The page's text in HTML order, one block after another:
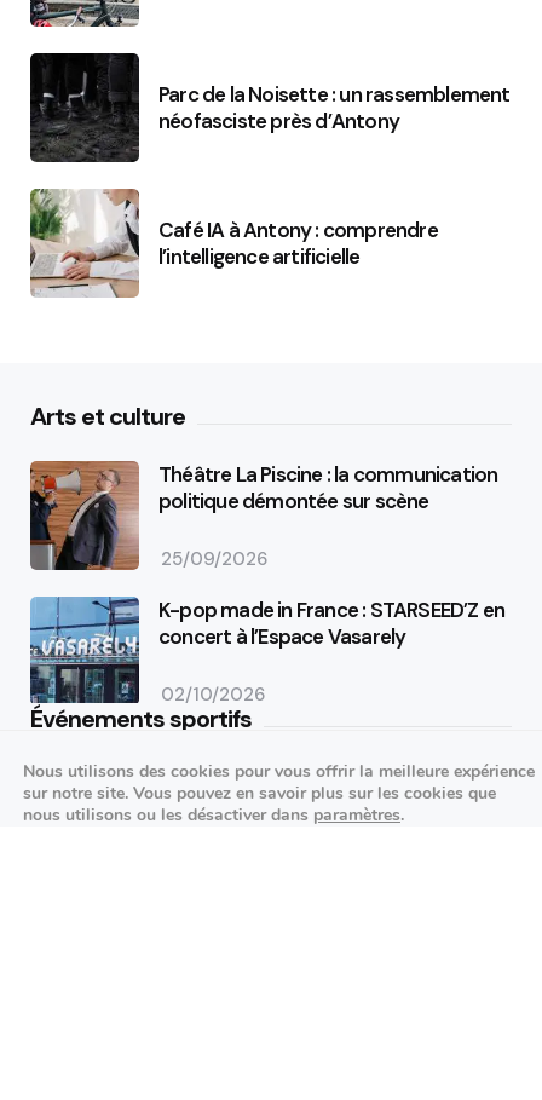
Parc de la Noisette : un rassemblement
néofasciste près d’Antony
Café IA à Antony : comprendre
l’intelligence artificielle
Arts et culture
Théâtre La Piscine : la communication
politique démontée sur scène
25/09/2026
K-pop made in France : STARSEED’Z en
concert à l’Espace Vasarely
02/10/2026
Événements sportifs
Aucun article trouvé.
Festivités
Nous utilisons des cookies pour vous offrir la meilleure expérience
sur notre site. Vous pouvez en savoir plus sur les cookies que
nous utilisons ou les désactiver dans paramètres.